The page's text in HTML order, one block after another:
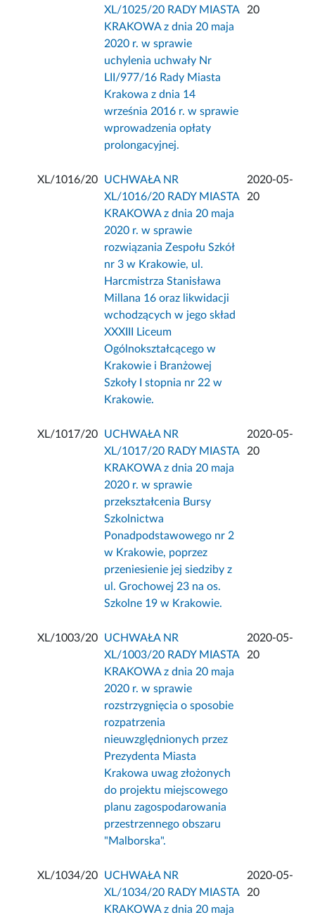
XL/1025/20 RADY MIASTA
KRAKOWA z dnia 20 maja
2020 r. w sprawie
uchylenia uchwały Nr
LII/977/16 Rady Miasta
Krakowa z dnia 14
września 2016 r. w sprawie
wprowadzenia opłaty
prolongacyjnej.
20
XL/1016/20
UCHWAŁA NR
XL/1016/20 RADY MIASTA
KRAKOWA z dnia 20 maja
2020 r. w sprawie
rozwiązania Zespołu Szkół
nr 3 w Krakowie, ul.
Harcmistrza Stanisława
Millana 16 oraz likwidacji
wchodzących w jego skład
XXXIII Liceum
Ogólnokształcącego w
Krakowie i Branżowej
Szkoły I stopnia nr 22 w
Krakowie.
2020-05-
20
XL/1017/20
UCHWAŁA NR
XL/1017/20 RADY MIASTA
KRAKOWA z dnia 20 maja
2020 r. w sprawie
przekształcenia Bursy
Szkolnictwa
Ponadpodstawowego nr 2
w Krakowie, poprzez
przeniesienie jej siedziby z
ul. Grochowej 23 na os.
Szkolne 19 w Krakowie.
2020-05-
20
XL/1003/20
UCHWAŁA NR
XL/1003/20 RADY MIASTA
KRAKOWA z dnia 20 maja
2020 r. w sprawie
rozstrzygnięcia o sposobie
rozpatrzenia
nieuwzględnionych przez
Prezydenta Miasta
Krakowa uwag złożonych
do projektu miejscowego
planu zagospodarowania
przestrzennego obszaru
"Malborska".
2020-05-
20
XL/1034/20
UCHWAŁA NR
XL/1034/20 RADY MIASTA
KRAKOWA z dnia 20 maja
2020-05-
20